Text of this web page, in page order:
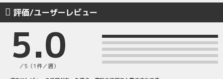
評価/ユーザーレビュー
5.0
／5（1件／週）